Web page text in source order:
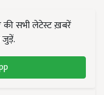
की सभी लेटेस्ट ख़बरें